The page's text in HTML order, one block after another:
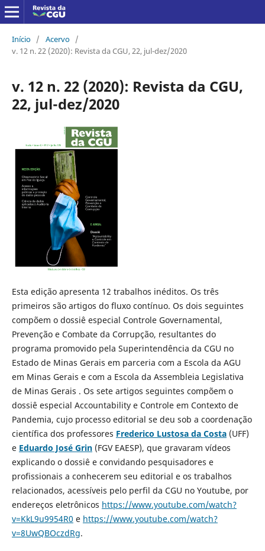
Início / Acervo /
v. 12 n. 22 (2020): Revista da CGU, 22, jul-dez/2020
v. 12 n. 22 (2020): Revista da CGU,
22, jul-dez/2020
Esta edição apresenta 12 trabalhos inéditos. Os três
primeiros são artigos do fluxo contínuo. Os dois seguintes
compõem o dossiê especial Controle Governamental,
Prevenção e Combate da Corrupção, resultantes do
programa promovido pela Superintendência da CGU no
Estado de Minas Gerais em parceria com a Escola da AGU
em Minas Gerais e com a Escola da Assembleia Legislativa
de Minas Gerais . Os sete artigos seguintes compõem o
dossiê especial Accountability e Controle em Contexto de
Pandemia, cujo processo editorial se deu sob a coordenação
científica dos professores Frederico Lustosa da Costa(UFF)
e Eduardo José Grin(FGV EAESP), que gravaram vídeos
explicando o dossiê e convidando pesquisadores e
profissionais a conhecerem seu editorial e os trabalhos
relacionados, acessíveis pelo perfil da CGU no Youtube, por
endereços eletrônicos https://www.youtube.com/watch?
v=KkL9u9954R0 e https://www.youtube.com/watch?
v=8UwQBOczdRg.